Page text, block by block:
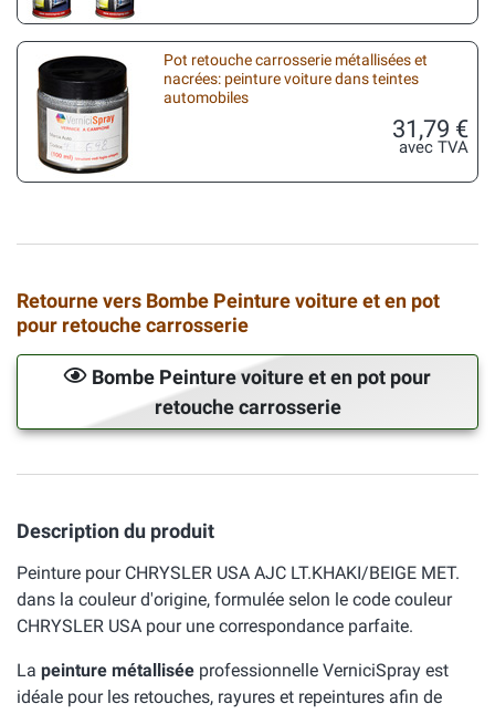
Pot retouche carrosserie métallisées et
nacrées: peinture voiture dans teintes
automobiles
31,79 €
avec TVA
Retourne vers Bombe Peinture voiture et en pot
pour retouche carrosserie
Bombe Peinture voiture et en pot pour
retouche carrosserie
Description du produit
Peinture pour CHRYSLER USA AJC LT.KHAKI/BEIGE MET.
dans la couleur d'origine, formulée selon le code couleur
CHRYSLER USA pour une correspondance parfaite.
La peinture métallisée professionnelle VerniciSpray est
idéale pour les retouches, rayures et repeintures afin de